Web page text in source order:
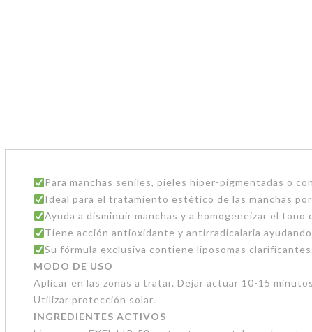
Para manchas seniles, pieles hiper-pigmentadas o
Ideal para el tratamiento estético de las manchas
Ayuda a disminuir manchas y a homogeneizar el
Tiene acción antioxidante y antirradicalaria
Su fórmula exclusiva contiene liposomas clarificantes.
MODO DE USO
Aplicar en las zonas a tratar. Dejar actuar 10-15
Utilizar protección solar.
INGREDIENTES ACTIVOS